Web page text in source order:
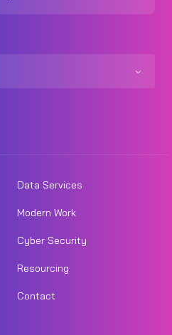
Data Services
Modern Work
Cyber Security
Resourcing
Contact